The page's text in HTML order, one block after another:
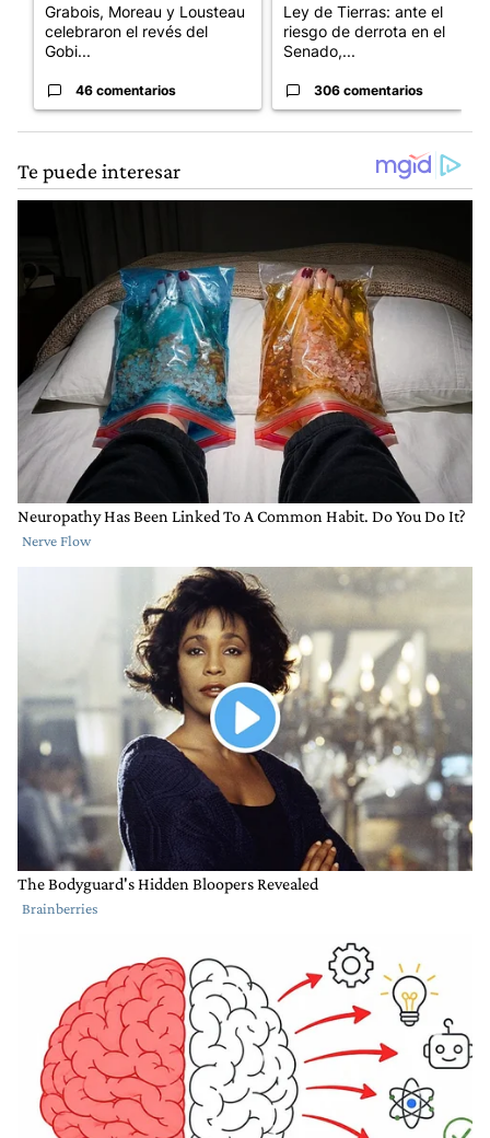
Grabois, Moreau y Lousteau
celebraron el revés del
Gobi...
46 comentarios
Ley de Tierras: ante el
riesgo de derrota en el
Senado,...
306 comentarios